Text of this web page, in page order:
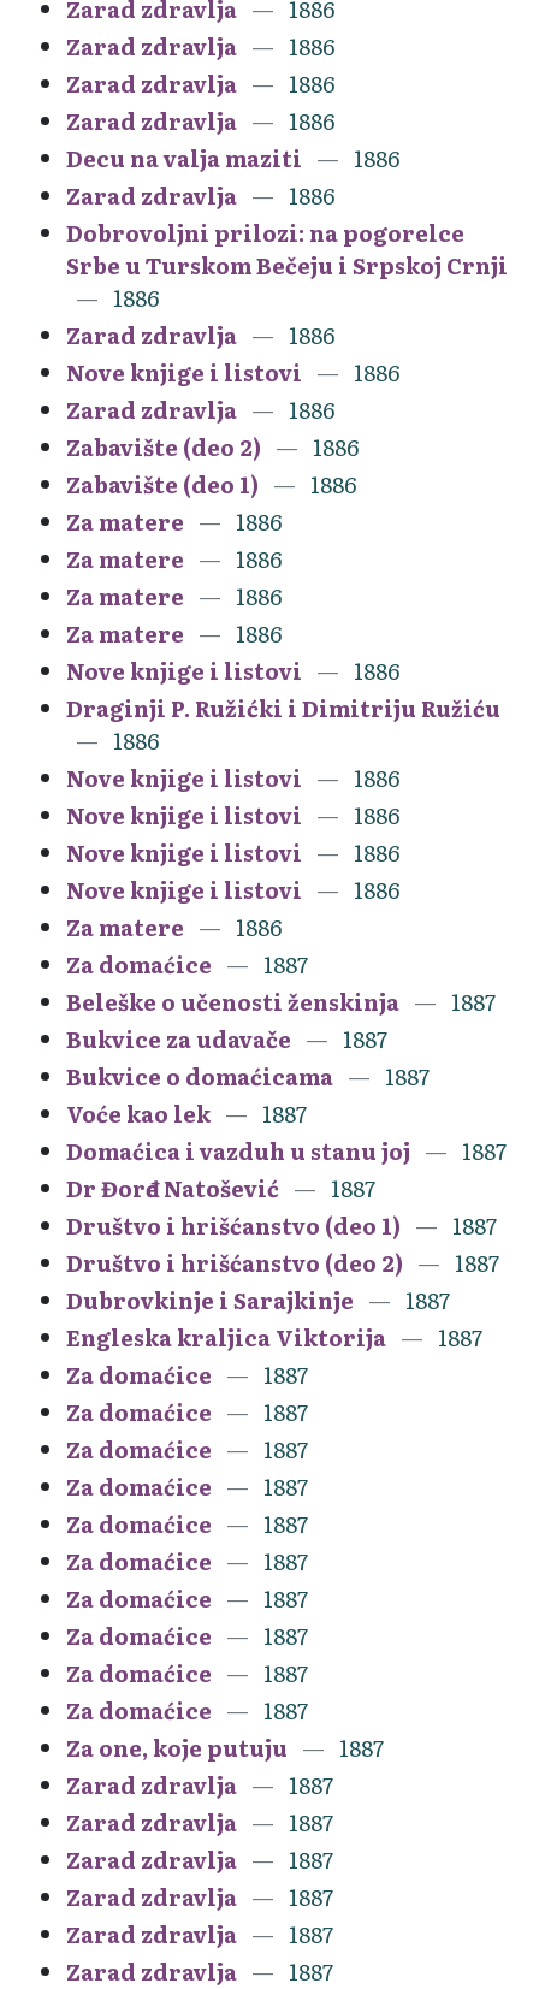
Zarad zdravlja
1886
Zarad zdravlja
1886
Zarad zdravlja
1886
Zarad zdravlja
1886
Decu na valja maziti
1886
Zarad zdravlja
1886
Dobrovoljni prilozi: na pogorelce
Srbe u Turskom Bečeju i Srpskoj Crnji
1886
Zarad zdravlja
1886
Nove knjige i listovi
1886
Zarad zdravlja
1886
Zabavište (deo 2)
1886
Zabavište (deo 1)
1886
Za matere
1886
Za matere
1886
Za matere
1886
Za matere
1886
Nove knjige i listovi
1886
Draginji P. Ružićki i Dimitriju Ružiću
1886
Nove knjige i listovi
1886
Nove knjige i listovi
1886
Nove knjige i listovi
1886
Nove knjige i listovi
1886
Za matere
1886
Za domaćice
1887
Beleške o učenosti ženskinja
1887
Bukvice za udavače
1887
Bukvice o domaćicama
1887
Voće kao lek
1887
Domaćica i vazduh u stanu joj
1887
Dr Đorđe Natošević
1887
Društvo i hrišćanstvo (deo 1)
1887
Društvo i hrišćanstvo (deo 2)
1887
Dubrovkinje i Sarajkinje
1887
Engleska kraljica Viktorija
1887
Za domaćice
1887
Za domaćice
1887
Za domaćice
1887
Za domaćice
1887
Za domaćice
1887
Za domaćice
1887
Za domaćice
1887
Za domaćice
1887
Za domaćice
1887
Za domaćice
1887
Za one, koje putuju
1887
Zarad zdravlja
1887
Zarad zdravlja
1887
Zarad zdravlja
1887
Zarad zdravlja
1887
Zarad zdravlja
1887
Zarad zdravlja
1887